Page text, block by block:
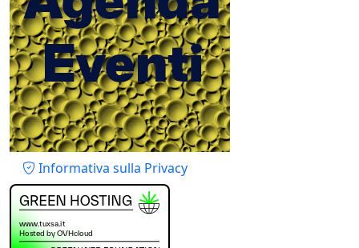
Piè di pagina
Informativa sulla Privacy